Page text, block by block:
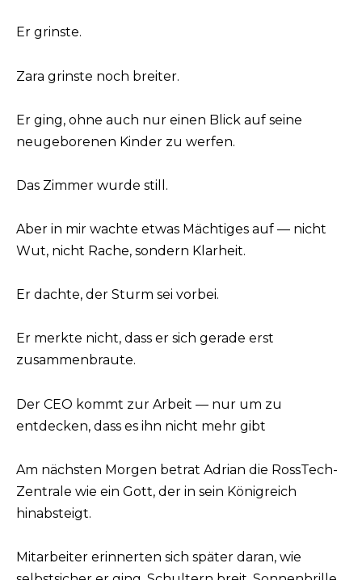
Er grinste.
Zara grinste noch breiter.
Er ging, ohne auch nur einen Blick auf seine
neugeborenen Kinder zu werfen.
Das Zimmer wurde still.
Aber in mir wachte etwas Mächtiges auf — nicht
Wut, nicht Rache, sondern Klarheit.
Er dachte, der Sturm sei vorbei.
Er merkte nicht, dass er sich gerade erst
zusammenbraute.
Der CEO kommt zur Arbeit — nur um zu
entdecken, dass es ihn nicht mehr gibt
Am nächsten Morgen betrat Adrian die RossTech-
Zentrale wie ein Gott, der in sein Königreich
hinabsteigt.
Mitarbeiter erinnerten sich später daran, wie